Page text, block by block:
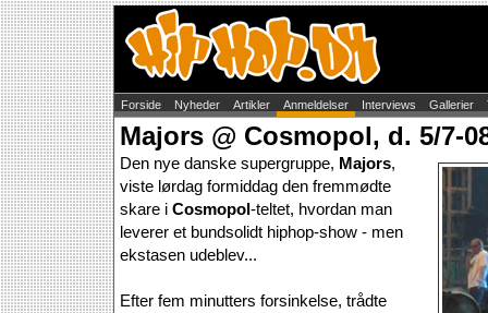
Forside Nyheder Artikler Anmeldelser Interviews Gallerier
Majors @ Cosmopol, d. 5/7-
Den nye danske supergruppe, Majors,
viste lørdag formiddag den fremmødte
skare i Cosmopol-teltet, hvordan man
leverer et bundsolidt hiphop-show - men
ekstasen udeblev...
Efter fem minutters forsinkelse, trådte